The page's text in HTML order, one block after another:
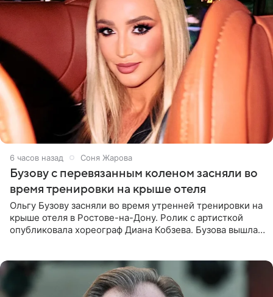
6 часов назад Соня Жарова
Бузову с перевязанным коленом засняли во
время тренировки на крыше отеля
Ольгу Бузову засняли во время утренней тренировки на
крыше отеля в Ростове-на-Дону. Ролик с артисткой
опубликовала хореограф Диана Кобзева. Бузова вышла